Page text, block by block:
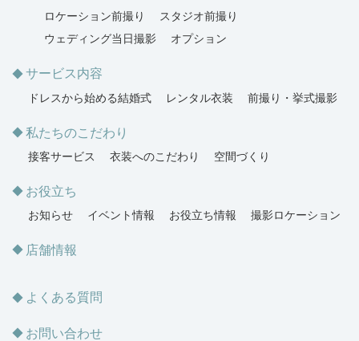
ロケーション前撮り
スタジオ前撮り
ウェディング当日撮影
オプション
サービス内容
ドレスから始める結婚式 レンタル衣装 前撮り・挙式撮影
私たちのこだわり
接客サービス 衣装へのこだわり 空間づくり
お役立ち
お知らせ イベント情報 お役立ち情報 撮影ロケーション
店舗情報
よくある質問
お問い合わせ